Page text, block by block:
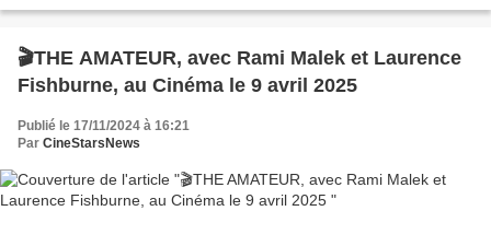
🎬THE AMATEUR, avec Rami Malek et Laurence
Fishburne, au Cinéma le 9 avril 2025
Publié le 17/11/2024 à 16:21
Par CineStarsNews